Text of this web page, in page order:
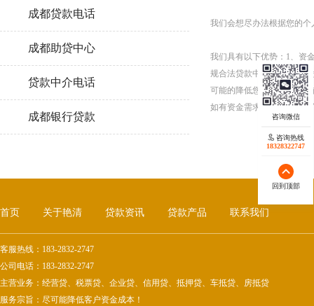
成都贷款电话
成都助贷中心
贷款中介电话
成都银行贷款
我们会想尽办法根据您的
我们具有以下优势：1、资
规合法贷款中介服务，保
可能的降低您的资金成本
如有资金需求，请电话或微
首页 关于艳清 贷款资讯 贷款产品 联系我们
客服热线： 183-2832-2747
公司电话： 183-2832-2747
主营业务：经营贷、税票贷、企业贷、信用贷、抵押贷、车抵贷、房抵贷
服务宗旨：尽可能降低客户资金成本！
咨询热线
18328322747
回到顶部